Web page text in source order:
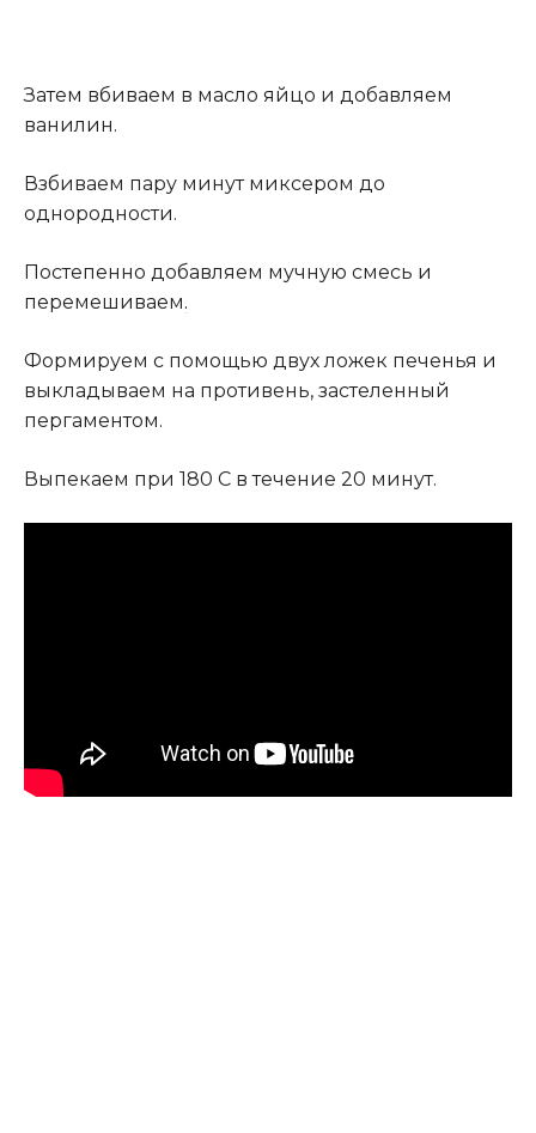
Затем вбиваем в масло яйцо и добавляем
ванилин.
Взбиваем пару минут миксером до
однородности.
Постепенно добавляем мучную смесь и
перемешиваем.
Формируем с помощью двух ложек печенья и
выкладываем на противень, застеленный
пергаментом.
Выпекаем при 180 С в течение 20 минут.